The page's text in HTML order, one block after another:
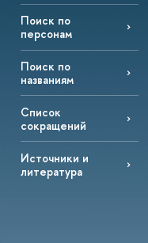
Поиск по
персонам
Поиск по
названиям
Список
сокращений
Источники и
литература